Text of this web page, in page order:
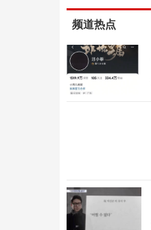
频道热点